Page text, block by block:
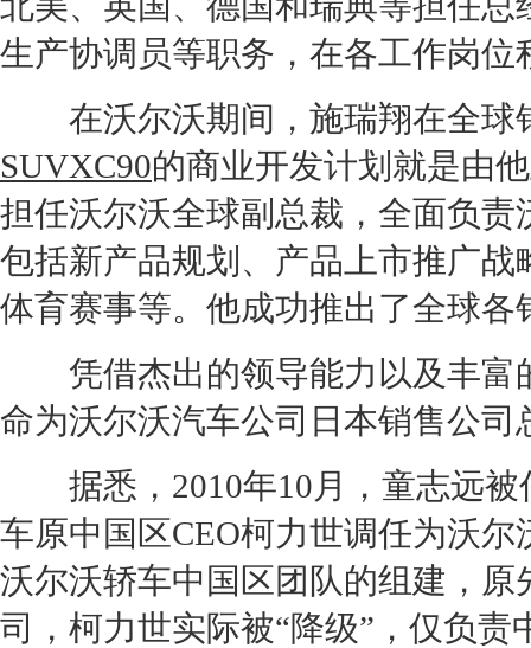
生产协调员等职务，在各工作岗位
在沃尔沃期间，施瑞翔在全球
SUVXC90的商业开发计划就是由
担任沃尔沃全球副 总裁 ，全面负责
包括新产品规划、产品上市推广
体育赛事等。他成功推出了全球
凭借杰出的领导能力以及丰富
命为沃尔沃汽车公司日本销售公司
据悉，2010年10月，童志远被
车原中国区CEO柯力世调任为沃尔
沃尔沃轿车中国区团队的组建，原
司，柯力世实际被“降级”，仅负